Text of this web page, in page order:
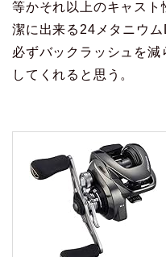
等かそれ以上のキャスト
潔に出来る24メタニウム
必ずバックラッシュを
してくれると思う。